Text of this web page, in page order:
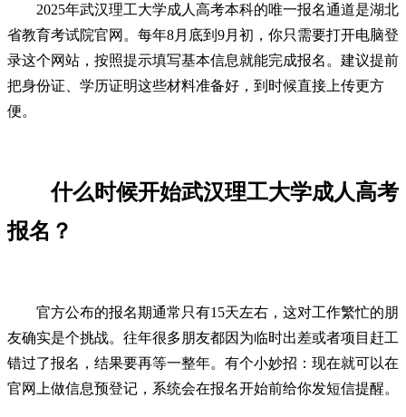
2025年武汉理工大学成人高考本科的唯一报名通道是湖北
省教育考试院官网。每年8月底到9月初，你只需要打开电脑登
录这个网站，按照提示填写基本信息就能完成报名。建议提前
把身份证、学历证明这些材料准备好，到时候直接上传更方
便。
什么时候开始武汉理工大学成人高考
报名？
官方公布的报名期通常只有15天左右，这对工作繁忙的朋
友确实是个挑战。往年很多朋友都因为临时出差或者项目赶工
错过了报名，结果要再等一整年。有个小妙招：现在就可以在
官网上做信息预登记，系统会在报名开始前给你发短信提醒。